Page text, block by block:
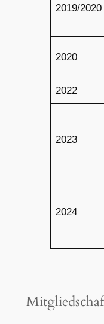
2019/2020
2020
2022
2023
2024